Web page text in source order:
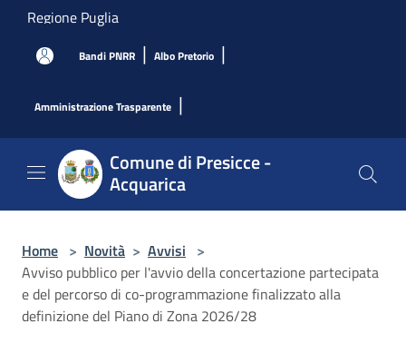
Salta al contenuto principale
Regione Puglia
Bandi PNRR | Albo Pretorio |
Amministrazione Trasparente |
Comune di Presicce -
Acquarica
Home > Novità > Avvisi >
Avviso pubblico per l'avvio della concertazione partecipata
e del percorso di co-programmazione finalizzato alla
definizione del Piano di Zona 2026/28